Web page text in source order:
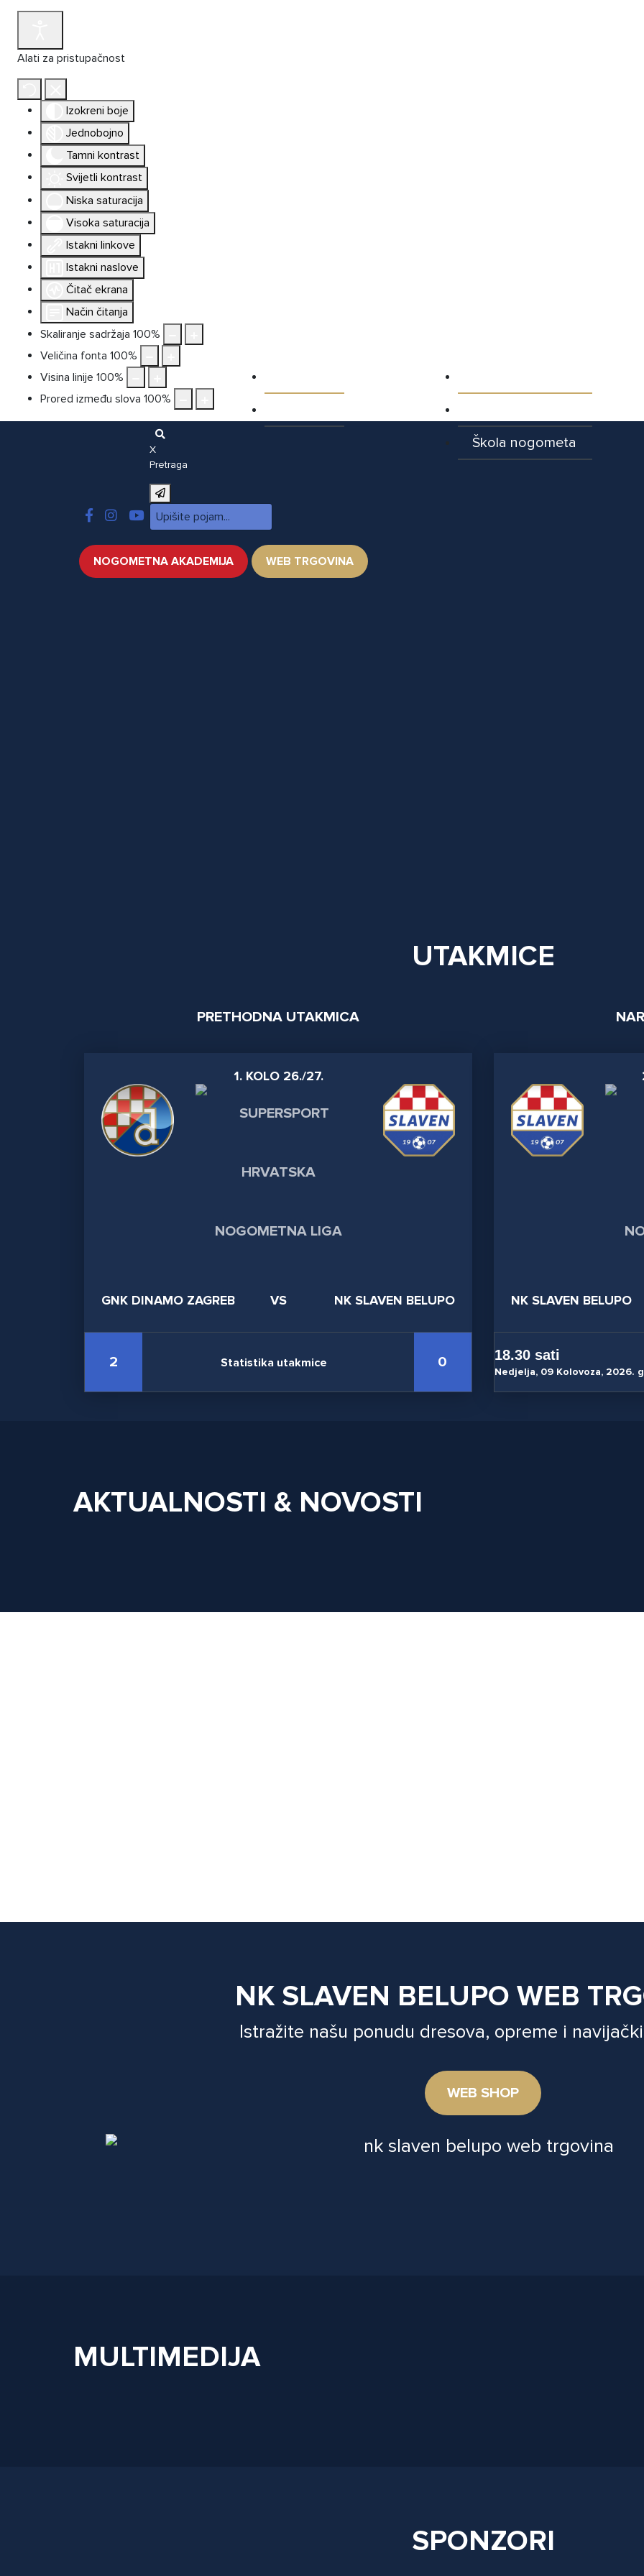
Alati za pristupačnost
Izokreni boje
Jednobojno
Tamni kontrast
Svijetli kontrast
Niska saturacija
Visoka saturacija
Istakni linkove
Istakni naslove
Čitač ekrana
Način čitanja
Skaliranje sadržaja 100%
Veličina fonta 100%
Visina linije 100%
Prored između slova 100%
X
Pretraga
NOGOMETNA AKADEMIJA WEB TRGOVINA
UTAKMICE
PRETHODNA UTAKMICA
1. KOLO 26./27.
GNK DINAMO ZAGREB VS NK SLAVEN BELUPO
2 Statistika utakmice 0
NK SLAVEN BELUPO
18.30 sati
Nedjelja, 09 Kolovoza, 2026.
AKTUALNOSTI & NOVOSTI
Škola nogometa
NK SLAVEN BELUPO WEB
Istražite našu ponudu dresova, opreme i
WEB SHOP
MULTIMEDIJA
SPONZORI